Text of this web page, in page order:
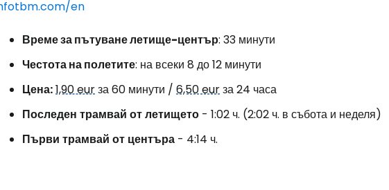
en
Време за пътуване летище-център: 33 минути
Честота на полетите: на всеки 8 до 12 минути
Цена:1,90 eurза 60 минути / 6,50 eurза 24 часа
Последен трамвай отлетището - 1:02 ч. (2:02 ч. в събота и неделя)
Първи трамвай от центъра - 4:14 ч.